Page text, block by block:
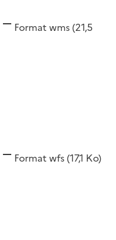
Format wms(21,5
Format wfs(17,1 Ko)